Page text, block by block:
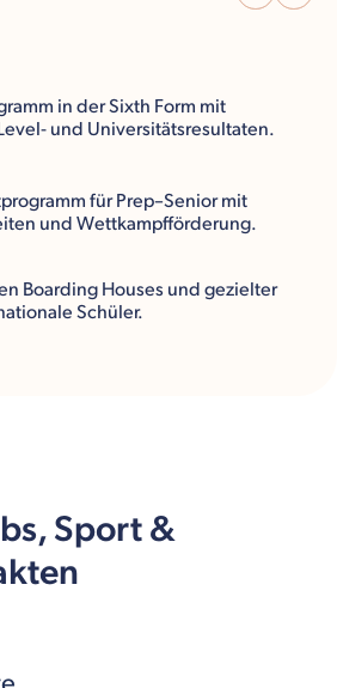
in der Sixth Form mit
und Universitätsresultaten.
für Prep–Senior mit
und Wettkampfförderung.
Boarding Houses und gezielter
Schüler.
Sport &